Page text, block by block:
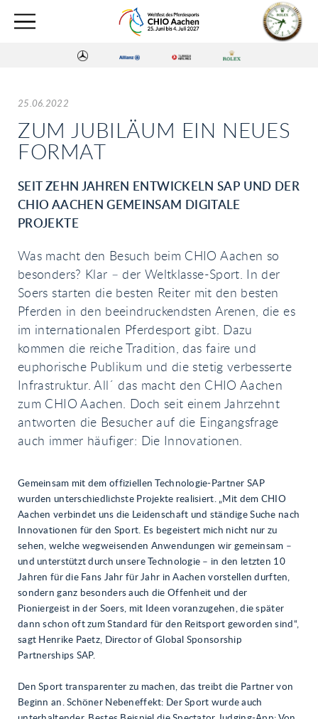
25.06.2022
ZUM JUBILÄUM EIN NEUES
FORMAT
SEIT ZEHN JAHREN ENTWICKELN SAP UND DER
CHIO AACHEN GEMEINSAM DIGITALE
PROJEKTE
Was macht den Besuch beim CHIO Aachen so
besonders? Klar – der Weltklasse-Sport. In der
Soers starten die besten Reiter mit den besten
Pferden in den beeindruckendsten Arenen, die es
im internationalen Pferdesport gibt. Dazu
kommen die reiche Tradition, das faire und
euphorische Publikum und die stetig verbesserte
Infrastruktur. All´ das macht den CHIO Aachen
zum CHIO Aachen. Doch seit einem Jahrzehnt
antworten die Besucher auf die Eingangsfrage
auch immer häufiger: Die Innovationen.
Gemeinsam mit dem offiziellen Technologie-Partner SAP
wurden unterschiedlichste Projekte realisiert. „Mit dem CHIO
Aachen verbindet uns die Leidenschaft und ständige Suche nach
Innovationen für den Sport. Es begeistert mich nicht nur zu
sehen, welche wegweisenden Anwendungen wir gemeinsam –
und unterstützt durch unsere Technologie – in den letzten 10
Jahren für die Fans Jahr für Jahr in Aachen vorstellen durften,
sondern ganz besonders auch die Offenheit und der
Pioniergeist in der Soers, mit Ideen voranzugehen, die später
dann schon oft zum Standard für den Reitsport geworden sind“,
sagt Henrike Paetz, Director of Global Sponsorship
Partnerships SAP.
Den Sport transparenter zu machen, das treibt die Partner von
Beginn an. Schöner Nebeneffekt: Der Sport wurde auch